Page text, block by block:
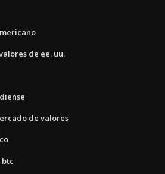
de ee. uu.
de valores